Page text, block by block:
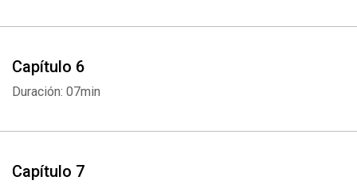
Capítulo 6
Duración: 07min
Capítulo 7